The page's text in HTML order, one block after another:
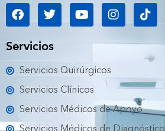
F
a
e
o
k
T
w
t
e
Y
o
b
I
n
t
a
m
T
i
t
o
Servicios
Servicios Quirúrgicos
Servicios Clínicos
Servicios Médicos de Apoyo